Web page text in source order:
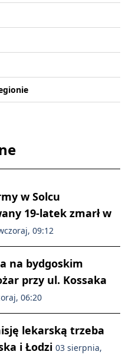
w Solcu
19-latek zmarł w
09:12
na bydgoskim
przy ul. Kossaka
06:20
lekarską trzeba
i Łodzi 03 sierpnia,